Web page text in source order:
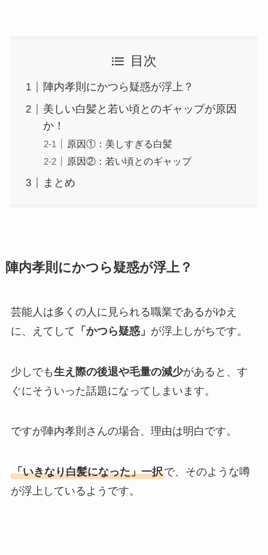
目次
陣内孝則にかつら疑惑が浮上？
美しい白髪と若い頃とのギャップが原因
か！
原因①：美しすぎる白髪
原因②：若い頃とのギャップ
まとめ
陣内孝則にかつら疑惑が浮上？
芸能人は多くの人に見られる職業であるがゆえ
に、えてして 「かつら疑惑」 が浮上しがちです。
少しでも生え際の後退や毛量の減少があると、す
ぐにそういった話題になってしまいます。
ですが陣内孝則さんの場合、理由は明白です。
「いきなり白髪になった」一択で、そのような噂
が浮上しているようです。